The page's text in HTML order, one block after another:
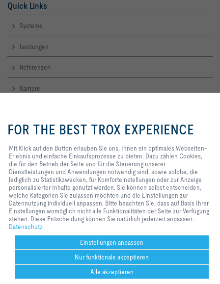
Quick Links
Systeme
Leistungen
Referenzen
Karriere
TROX ACADEMY
Kontakt
Ihre Kontakte
Home Kontakt Impressum Einkaufsbedingungen
Datenschutz
2026 © TROX Dr. Ermer GmbH
Sie uns, Ihnen ein optimales
Webseiten-Erlebnis und einfache
zählen Cookies, die für den
Betrieb der Seite und für die
Steuerung unserer
Dienstleistungen und
Anwendungen notwendig sind,
sowie solche, die lediglich zu
Statistikzwecken, für
Komforteinstellungen oder zur
Anzeige personalisierter Inhalte
genutzt werden. Sie können selbst
Sie zulassen möchten und die
Einstellungen zur Datennutzung
individuell anpassen. Bitte
beachten Sie, dass auf Basis Ihrer
Einstellungen womöglich nicht alle
Funktionalitäten der Seite zur
Verfügung stehen. Diese
FOR THE BEST TROX EXPERIENCE
Mit Klick auf den Button erlauben Sie uns, Ihnen ein optimales Webseiten-
Erlebnis und einfache Einkaufsprozesse zu bieten. Dazu zählen Cookies,
die für den Betrieb der Seite und für die Steuerung unserer
Dienstleistungen und Anwendungen notwendig sind, sowie solche, die
lediglich zu Statistikzwecken, für Komforteinstellungen oder zur Anzeige
personalisierter Inhalte genutzt werden. Sie können selbst entscheiden,
welche Kategorien Sie zulassen möchten und die Einstellungen zur
Datennutzung individuell anpassen. Bitte beachten Sie, dass auf Basis Ihrer
Einstellungen womöglich nicht alle Funktionalitäten der Seite zur Verfügung
stehen. Diese Entscheidung können Sie natürlich jederzeit anpassen.
Datenschutz
Einstellungen anpassen
Nur funktionale akzeptieren
Alle akzeptieren